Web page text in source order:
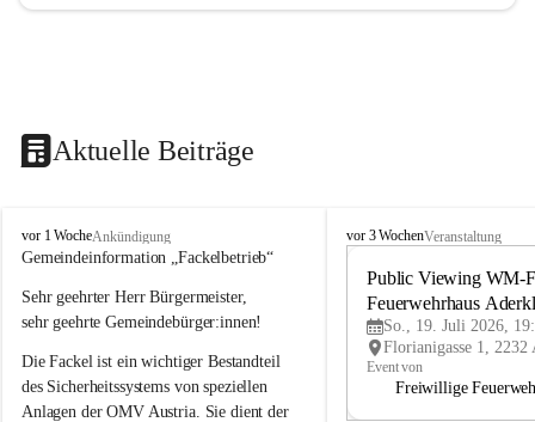
Aktuelle Beiträge
A
d
r
k
a
a
vor 1 WocheAnkündigung
Gemeindeinformation „Fackelbetrieb“
Sehr geehrter Herr Bürgermeister,
sehr geehrte Gemeindebürger:innen!
Die Fackel ist ein wichtiger Bestandteil
des Sicherheitssystems von speziellen
Anlagen der OMV Austria. Sie dient der
A
vor 3 WochenVeranstaltung
Public Viewing WM-
Feuerwehrhaus
So., 19. Juli 2026,
Event von
Freiwillige